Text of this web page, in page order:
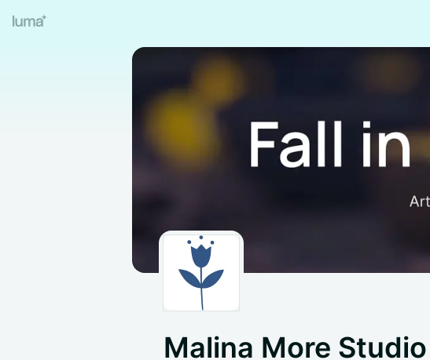
Malina More Studio